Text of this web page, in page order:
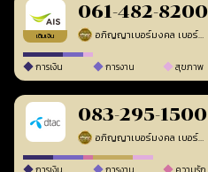
เติมเงิน
061-482-8200
อภิญญาเบอร์มงคล เบอร์สวยเลขศาสตร์
การเงิน การงาน สุขภาพ
083-295-1500
อภิญญาเบอร์มงคล เบอร์สวยเลขศาสตร์